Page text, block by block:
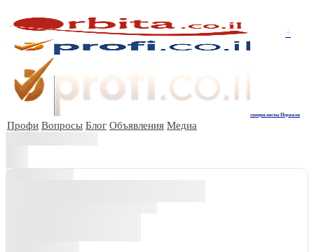
+
специалисты Израиля
Профи Вопросы Блог Объявления Медиа